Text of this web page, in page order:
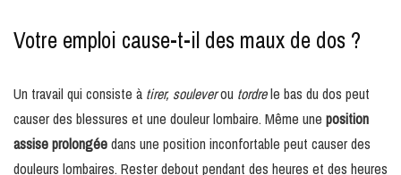
Votre emploi cause-t-il des maux de dos ?
Un travail qui consiste à tirer, souleverou tordrele bas du dos peut
causer des blessures et une douleur lombaire. Même une position
assise prolongéedans une position inconfortable peut causer des
douleurs lombaires. Rester debout pendant des heures et des heures